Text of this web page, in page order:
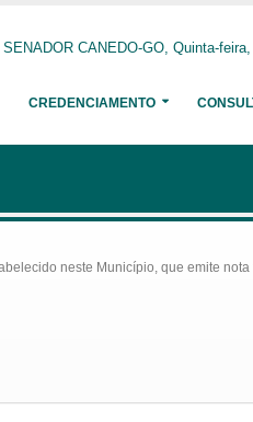
SENADOR CANEDO-GO, Quinta-
CREDENCIAMENTO
neste Município, que emite